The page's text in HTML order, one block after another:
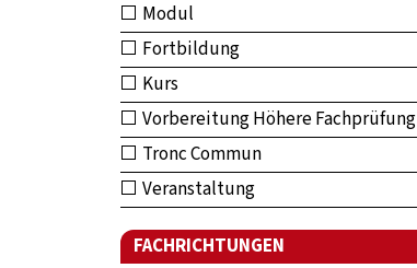
Modul
Fortbildung
Kurs
Vorbereitung Höhere Fachprüfung
Tronc Commun
Veranstaltung
FACHRICHTUNGEN